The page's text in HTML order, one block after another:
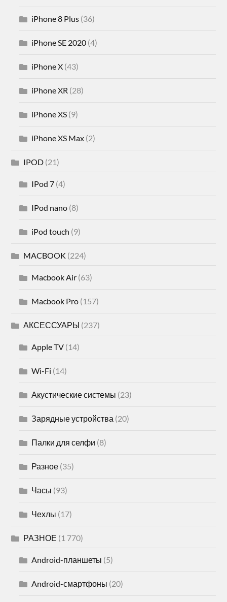
iPhone 8 Plus (36)
iPhone SE 2020 (4)
iPhone X (43)
iPhone XR (28)
iPhone XS (9)
iPhone XS Max (2)
IPOD (21)
IPod 7 (4)
IPod nano (8)
iPod touch (9)
MACBOOK (224)
Macbook Air (63)
Macbook Pro (157)
АКСЕССУАРЫ (237)
Apple TV (14)
Wi-Fi (14)
Акустические системы (23)
Зарядные устройства (20)
Палки для селфи (8)
Разное (35)
Часы (93)
Чехлы (17)
РАЗНОЕ (1 770)
Android-планшеты (5)
Android-смартфоны (20)